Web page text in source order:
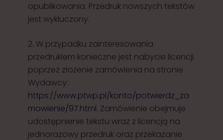
opublikowania. Przedruk nowszych tekstów
jest wykluczony.
2. W przypadku zainteresowania
przedrukiem konieczne jest nabycie licencji
poprzez złożenie zamówienia na stronie
Wydawcy:
https://www.ptwp.pl/konto/potwierdz_za
mowienie/97.html. Zamówienie obejmuje
udostępnienie tekstu wraz z licencją na
jednorazowy przedruk oraz przekazanie